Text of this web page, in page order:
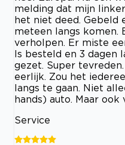
melding dat mijn
het niet deed. Gebeld
meteen langs komen.
verholpen. Er miste
Is besteld en 3 dagen
gezet. Super
eerlijk. Zou het
langs te gaan. Niet
hands) auto. Maar
Service